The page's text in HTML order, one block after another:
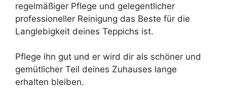
regelmäßiger Pflege und gelegentlicher
professioneller Reinigung das Beste für die
Langlebigkeit deines Teppichs ist.
Pflege ihn gut und er wird dir als schöner und
gemütlicher Teil deines Zuhauses lange
erhalten bleiben.